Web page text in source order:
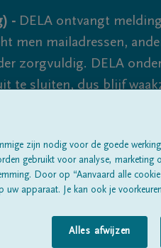
- DELA ontvangt
men mailadressen,
zorgvuldig. DELA
te sluiten, dus blijf
Alle
zijn nodig voor de goede
gebruikt voor analyse, marketing
Door op “Aanvaard alle
apparaat. Je kan ook je
Alles afwijzen